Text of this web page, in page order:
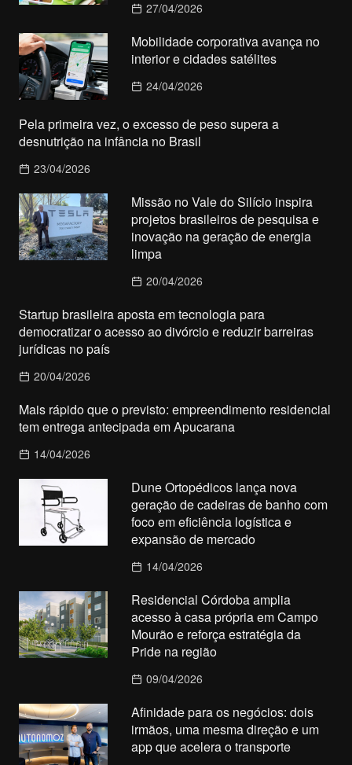
27/04/2026
Mobilidade corporativa avança no
interior e cidades satélites
24/04/2026
Pela primeira vez, o excesso de peso supera a
desnutrição na infância no Brasil
23/04/2026
Missão no Vale do Silício inspira
projetos brasileiros de pesquisa e
inovação na geração de energia
limpa
20/04/2026
Startup brasileira aposta em tecnologia para
democratizar o acesso ao divórcio e reduzir barreiras
jurídicas no país
20/04/2026
Mais rápido que o previsto: empreendimento residencial
tem entrega antecipada em Apucarana
14/04/2026
Dune Ortopédicos lança nova
geração de cadeiras de banho com
foco em eficiência logística e
expansão de mercado
14/04/2026
Residencial Córdoba amplia
acesso à casa própria em Campo
Mourão e reforça estratégia da
Pride na região
09/04/2026
Afinidade para os negócios: dois
irmãos, uma mesma direção e um
app que acelera o transporte